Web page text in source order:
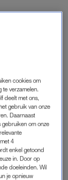
al van de
Tijdens
het bij.
merkt dat
hij ook is.
Tina.” Als hij
straat, gaat hij
nog gaan
cookies om
te verzamelen.
deelt met ons,
gebruik van onze
Daarnaast
gebruiken om onze
4
enkel getoond
in. Door op
doeleinden. Wil
je opnieuw